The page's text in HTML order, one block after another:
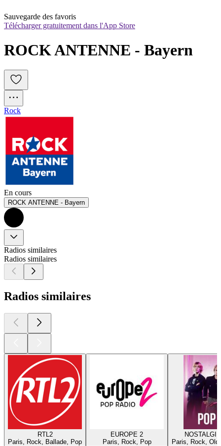
Sauvegarde des favoris
Télécharger gratuitement dans l'App Store
ROCK ANTENNE - Bayern
Rock
En cours
ROCK ANTENNE - Bayern
Radios similaires
Radios similaires
Radios similaires
RTL2
Paris, Rock, Ballade, Pop
EUROPE 2
Paris, Rock, Pop
Paris, Rock,